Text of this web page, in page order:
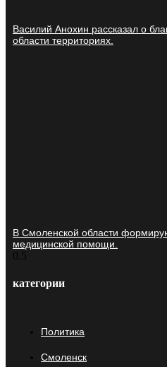
Василий Анохин рассказал о
области территориях.
В Смоленской области
медицинской помощи.
категории
Политика
Смоленск